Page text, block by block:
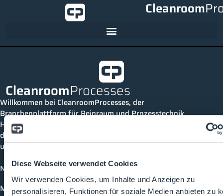
Diese Webseite verwendet Cookies
Wir verwenden Cookies, um Inhalte und Anzeigen zu
personalisieren, Funktionen für soziale Medien anbieten zu
Cleanroom
CleanroomProcesses
Willkommen bei CleanroomProcesses, der
Branchenplattform für Reinraum und Prozesstechnik.
Hier bleibst du immer auf dem neuesten Stand, kannst
dich mit anderen verknüpfen und alle relevanten Themen
und Events der Branche entdecken.
News
Mediathek